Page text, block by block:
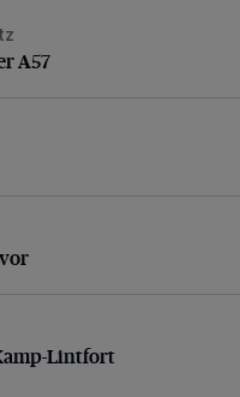
A57
A57
Lintfort
Lintfort